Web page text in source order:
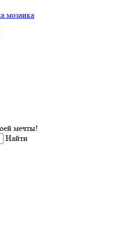
мозаика
мечты!
Найти